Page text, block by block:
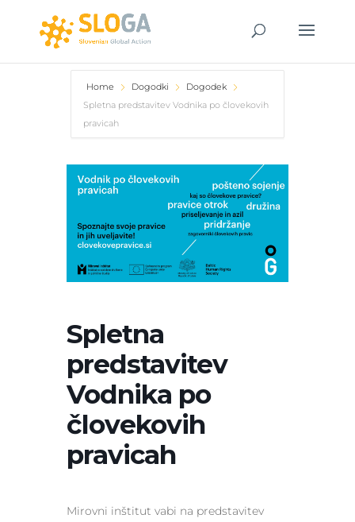
Home Dogodki
Dogodek
Spletna predstavitev Vodnika po človekovih
pravicah
Spletna
predstavitev
Vodnika po
človekovih
pravicah
Mirovni inštitut vabi na predstavitev